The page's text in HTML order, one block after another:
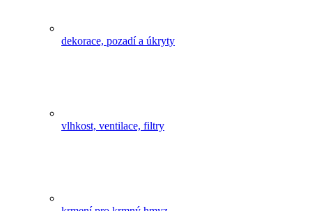
dekorace, pozadí a úkryty
vlhkost, ventilace, filtry